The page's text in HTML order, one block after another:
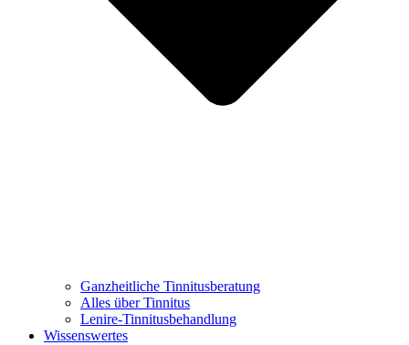
Ganzheitliche Tinnitusberatung
Alles über Tinnitus
Lenire-Tinnitusbehandlung
Wissenswertes